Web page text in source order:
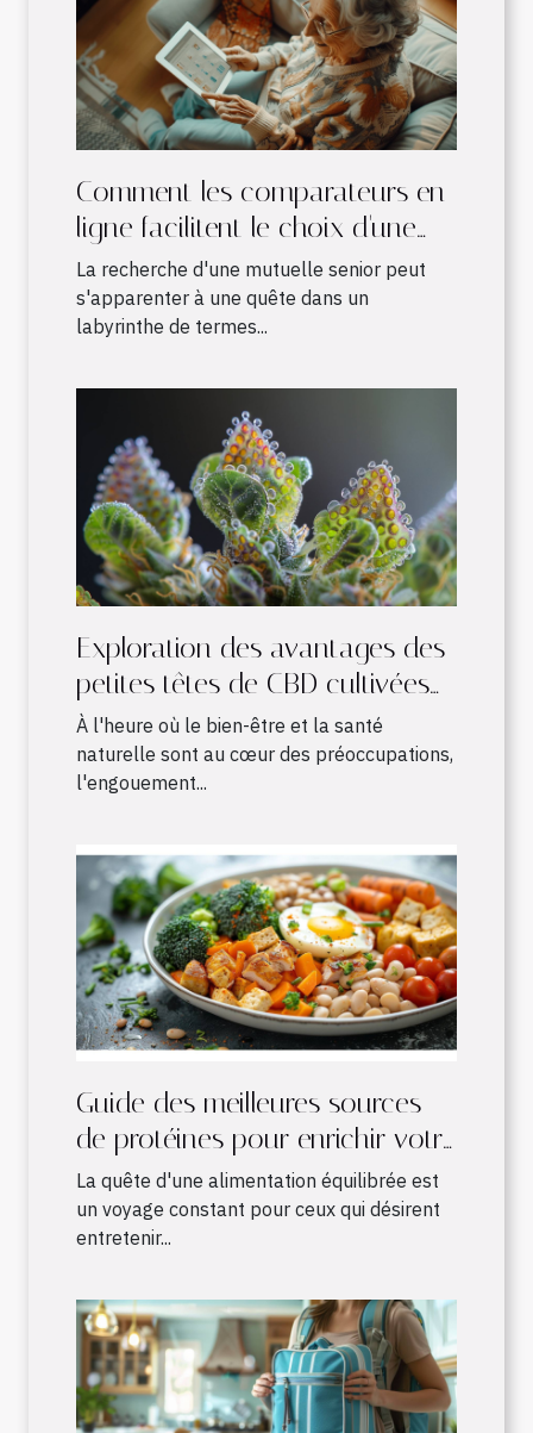
Comment les comparateurs en
ligne facilitent le choix d'une
mutuelle senior adaptée
La recherche d'une mutuelle senior peut
s'apparenter à une quête dans un
labyrinthe de termes...
Exploration des avantages des
petites têtes de CBD cultivées
en intérieur
À l'heure où le bien-être et la santé
naturelle sont au cœur des préoccupations,
l'engouement...
Guide des meilleures sources
de protéines pour enrichir votre
alimentation quotidienne
La quête d'une alimentation équilibrée est
un voyage constant pour ceux qui désirent
entretenir...